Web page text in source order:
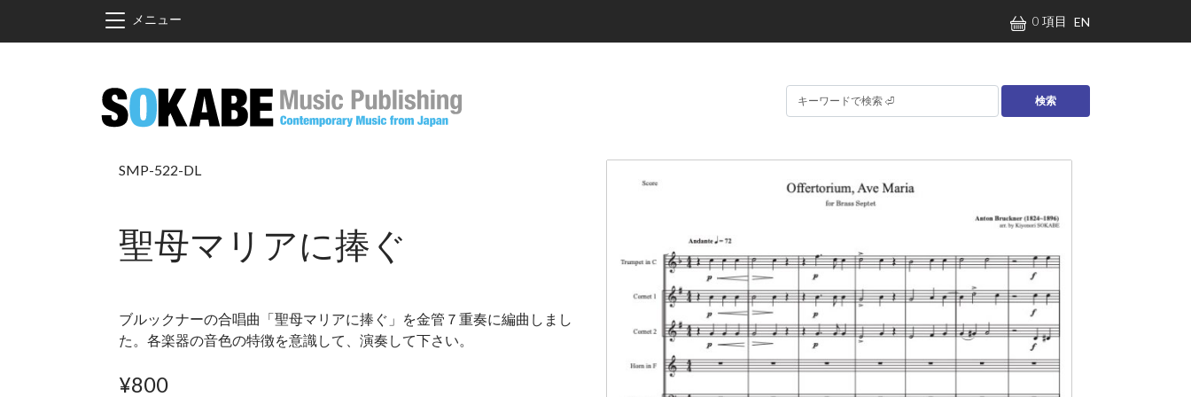
メインコンテンツに移動
メニュー 0 項目 EN
検索
SMP-522-DL
聖母マリアに捧ぐ
ブルックナーの合唱曲「聖母マリアに捧ぐ」を金管７重奏に編曲しまし
た。各楽器の音色の特徴を意識して、演奏して下さい。
¥800